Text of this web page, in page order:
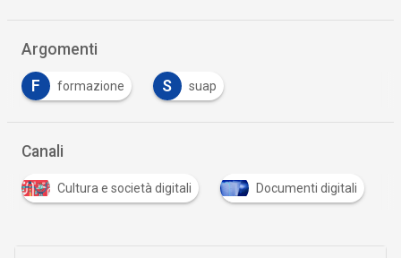
Argomenti
F formazione S suap
Canali
Cultura e società digitali Documenti digitali